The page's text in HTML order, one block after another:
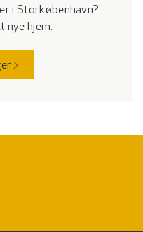
i Storkøbenhavn?
nye hjem.